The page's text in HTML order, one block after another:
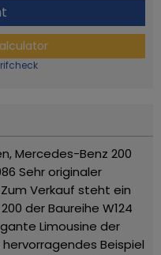
Mercedes-Benz 200
Sehr originaler
Zum Verkauf steht ein
der Baureihe W124
Limousine der
Beispiel